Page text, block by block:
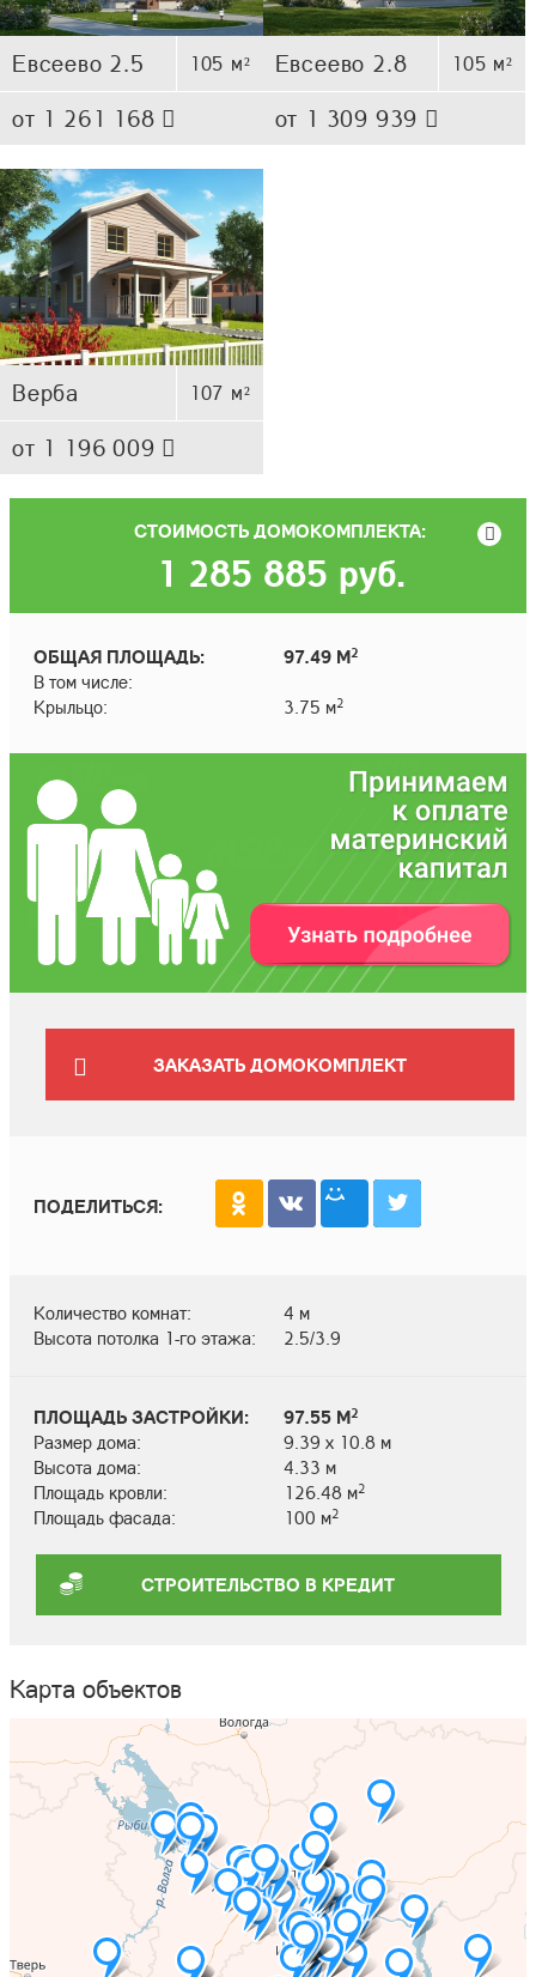
Евсеево 2.5 105 м²
от 1 261 168
Евсеево 2.8 105 м²
от 1 309 939
Верба 107 м²
от 1 196 009
СТОИМОСТЬ ДОМОКОМПЛЕКТА:
1 285 885 руб.
ОБЩАЯ ПЛОЩАДЬ: 97.49 М2
В том числе:
Крыльцо:
3.75 м2
ЗАКАЗАТЬ ДОМОКОМПЛЕКТ
ПОДЕЛИТЬСЯ:
Количество комнат:
4 м
Высота потолка 1-го этажа:
2.5/3.9
ПЛОЩАДЬ ЗАСТРОЙКИ: 97.55 М2
Размер дома:
9.39 х 10.8 м
Высота дома:
4.33 м
Площадь кровли:
126.48 м2
Площадь фасада: 100 м2
СТРОИТЕЛЬСТВО В КРЕДИТ
Карта объектов